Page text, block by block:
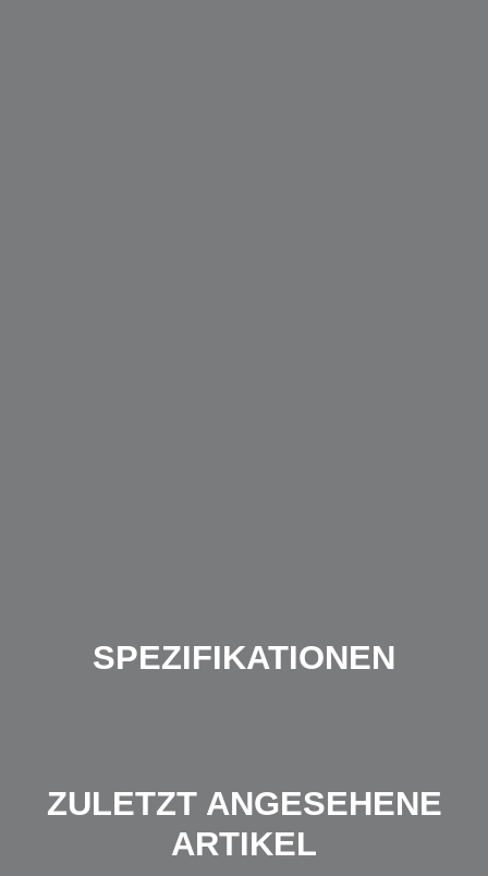
SPEZIFIKATIONEN
ZULETZT ANGESEHENE
ARTIKEL